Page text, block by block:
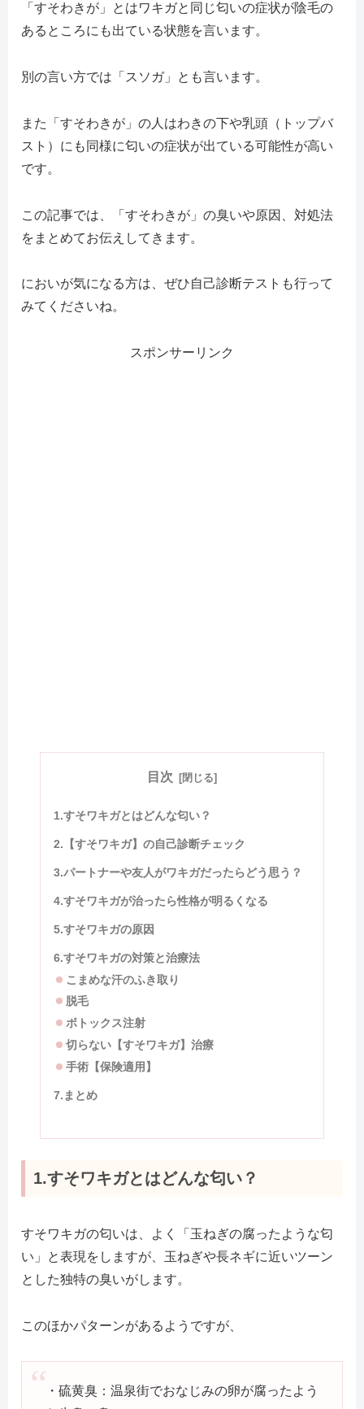
「すそわきが」とはワキガと同じ匂いの症状が陰毛の
あるところにも出ている状態を言います。
別の言い方では「スソガ」とも言います。
また「すそわきが」の人はわきの下や乳頭（トップバ
スト）にも同様に匂いの症状が出ている可能性が高い
です。
この記事では、「すそわきが」の臭いや原因、対処法
をまとめてお伝えしてきます。
においが気になる方は、ぜひ自己診断テストも行って
みてくださいね。
スポンサーリンク
目次
1.すそワキガとはどんな匂い？
2.【すそワキガ】の自己診断チェック
3.パートナーや友人がワキガだったらどう思う？
4.すそワキガが治ったら性格が明るくなる
5.すそワキガの原因
6.すそワキガの対策と治療法
こまめな汗のふき取り
脱毛
ボトックス注射
切らない【すそワキガ】治療
手術【保険適用】
7.まとめ
1.すそワキガとはどんな匂い？
すそワキガの匂いは、よく「玉ねぎの腐ったような匂
い」と表現をしますが、玉ねぎや長ネギに近いツーン
とした独特の臭いがします。
このほかパターンがあるようですが、
・硫黄臭：温泉街でおなじみの卵が腐ったよう